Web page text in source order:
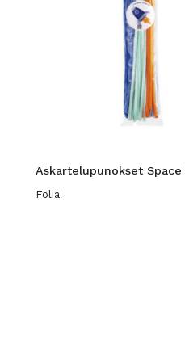
Askartelupunokset Space
Folia